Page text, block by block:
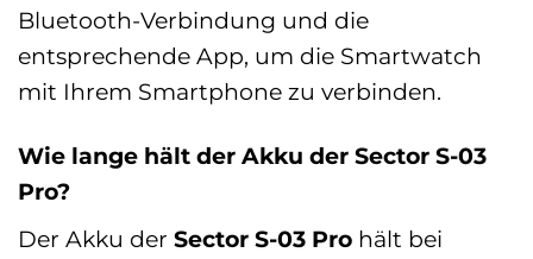
Bluetooth-Verbindung und die
entsprechende App, um die Smartwatch
mit Ihrem Smartphone zu verbinden.
Wie lange hält der Akku der Sector S-03
Pro?
Der Akku der Sector S-03 Pro hält bei